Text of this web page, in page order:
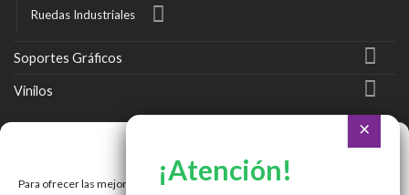
Para ofrecer las mejores experiencias, utilizamos tecnologías como las
Ruedas Industriales
Soportes Gráficos
Vinilos